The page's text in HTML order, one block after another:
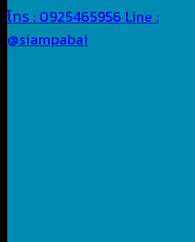
โทร : 0925465956 Line :
@siampabai